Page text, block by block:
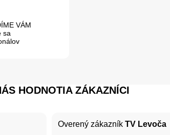
VÁM
sa
HODNOTIA ZÁKAZNÍCI
Overený zákazník TV Levoča